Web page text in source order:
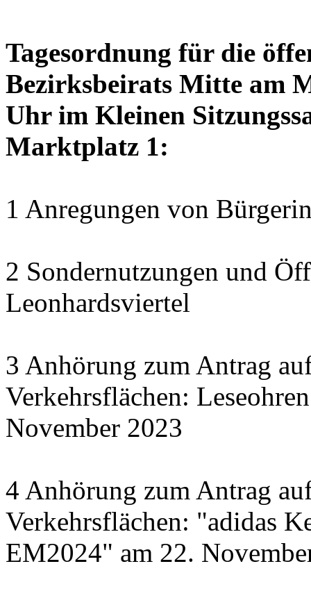
Tagesordnung für die
Bezirksbeirats Mitte am
Uhr im Kleinen
Marktplatz 1:
1 Anregungen von
2 Sondernutzungen und
Leonhardsviertel
3 Anhörung zum Antrag
Verkehrsflächen:
November 2023
4 Anhörung zum Antrag
Verkehrsflächen: "adidas
EM2024" am 22.